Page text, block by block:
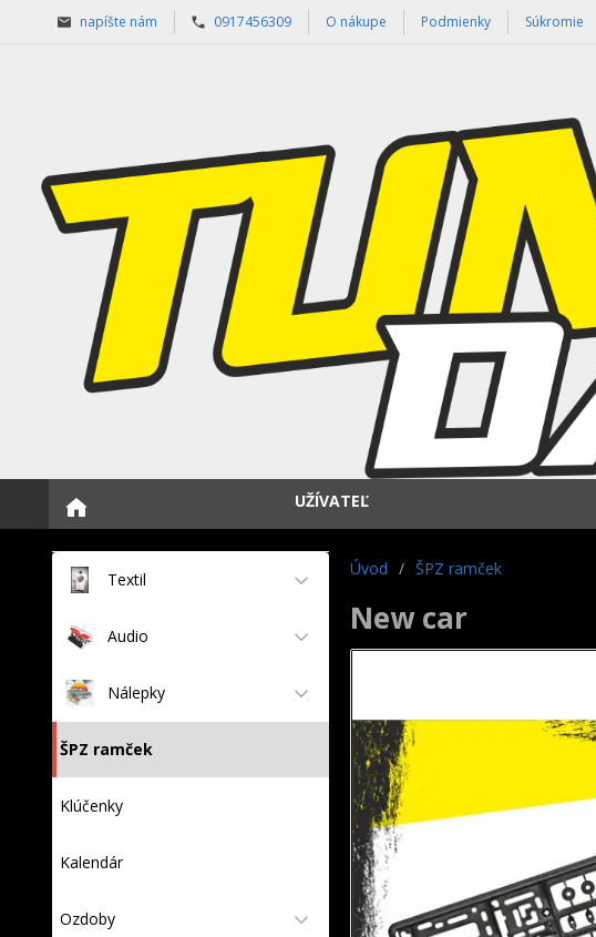
napíšte nám 0917456309 O nákupe Podmienky Súkromie
UŽÍVATEĽ
Textil
Audio
Nálepky
ŠPZ ramček
Klúčenky
Kalendár
Ozdoby
Úvod / ŠPZ ramček
New car